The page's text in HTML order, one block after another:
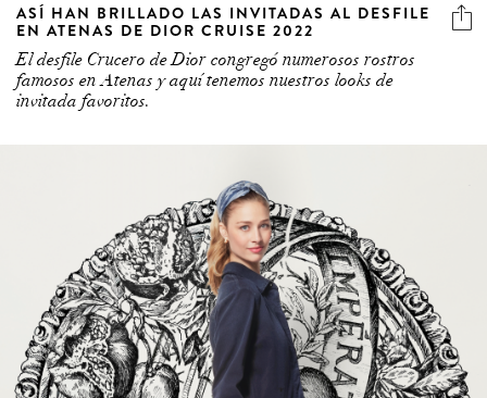
ASÍ HAN BRILLADO LAS INVITADAS AL DESFILE
EN ATENAS DE DIOR CRUISE 2022
El desfile Crucero de Dior congregó numerosos rostros
famosos en Atenas y aquí tenemos nuestros looks de
invitada favoritos.